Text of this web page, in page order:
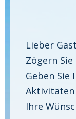
Lieber
Zögern
Geben
Aktivitäten
Ihre